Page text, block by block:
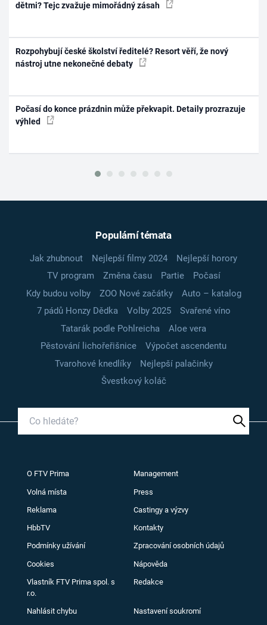
dětmi? Tejc zvažuje mimořádný zásah
Rozpohybují české školství ředitelé? Resort věří, že nový
nástroj utne nekonečné debaty
Počasí do konce prázdnin může překvapit. Detaily prozrazuje
výhled
Populární témata
Jak zhubnout Nejlepší filmy 2024
Nejlepší horory
TV program
Změna času Partie
Počasí
Kdy budou volby
ZOO Nové začátky
Auto – katalog
7 pádů Honzy Dědka
Volby 2025
Svařené víno
Tatarák podle Pohlreicha
Aloe vera
Pěstování lichořeřišnice
Výpočet ascendentu
Tvarohové knedlíky
Nejlepší palačinky
Švestkový koláč
O FTV Prima Management
Volná místa Press
Reklama Castingy a výzvy
HbbTV Kontakty
Podmínky užívání Zpracování osobních údajů
Cookies Nápověda
Vlastník FTV Prima spol. s
r.o.
Redakce
Nahlásit chybu Nastavení soukromí